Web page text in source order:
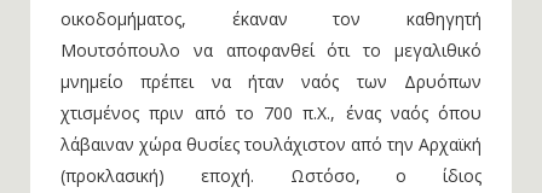
οικοδομήματος, έκαναν τον καθηγητή
Μουτσόπουλο να αποφανθεί ότι το μεγαλιθικό
μνημείο πρέπει να ήταν ναός των Δρυόπων
χτισμένος πριν από το 700 π.Χ., ένας ναός όπου
λάβαιναν χώρα θυσίες τουλάχιστον από την Aρχαϊκή
(προκλασική) εποχή. Ωστόσο, ο ίδιος